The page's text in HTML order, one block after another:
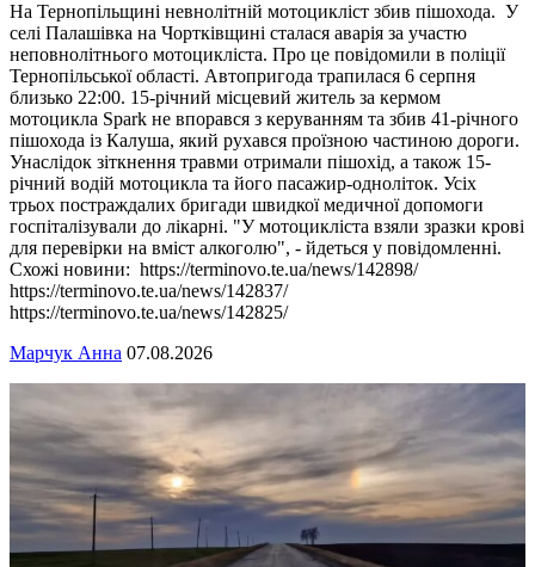
На Тернопільщині невнолітній мотоцикліст збив пішохода. У
селі Палашівка на Чортківщині сталася аварія за участю
неповнолітнього мотоцикліста. Про це повідомили в поліції
Тернопільської області. Автопригода трапилася 6 серпня
близько 22:00. 15-річний місцевий житель за кермом
мотоцикла Spark не впорався з керуванням та збив 41-річного
пішохода із Калуша, який рухався проїзною частиною дороги.
Унаслідок зіткнення травми отримали пішохід, а також 15-
річний водій мотоцикла та його пасажир-одноліток. Усіх
трьох постраждалих бригади швидкої медичної допомоги
госпіталізували до лікарні. "У мотоцикліста взяли зразки крові
для перевірки на вміст алкоголю", - йдеться у повідомленні.
Схожі новини: https://terminovo.te.ua/news/142898/
https://terminovo.te.ua/news/142837/
https://terminovo.te.ua/news/142825/
Марчук Анна 07.08.2026